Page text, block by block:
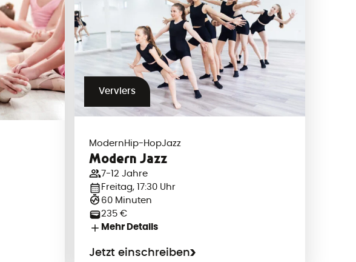
Verviers
Modern Hip-HopJazz
Modern Jazz
7-12 Jahre
Freitag, 17:30 Uhr
60 Minuten
235 €
Mehr Details
Jetzt einschreiben